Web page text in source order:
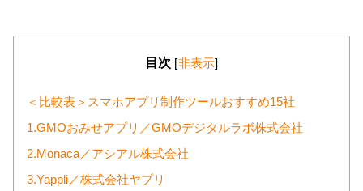
目次 [非表示]
＜比較表＞スマホアプリ制作ツールおすすめ15社
1.GMOおみせアプリ／GMOデジタルラボ株式会社
2.Monaca／アシアル株式会社
3.Yappli／株式会社ヤプリ